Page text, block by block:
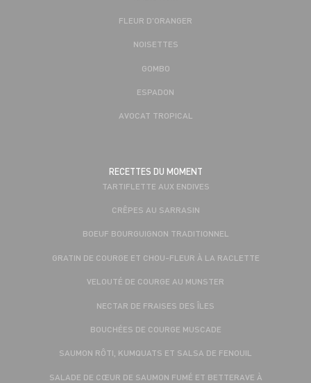
FLEUR D'ORANGER
NOISETTES
GOMBO
ESPADON
AVOCAT TROPICAL
RECETTES DU MOMENT
TARTIFLETTE AUX ENDIVES
CRÊPES AU SARRASIN
BOEUF BOURGUIGNON TRADITIONNEL
GRATIN DE COURGE ET CHOU-FLEUR À LA RACLETTE
VELOUTÉ DE COURGE AU MUNSTER
NECTAR DE FRAISES DES ÎLES
BOUCHÉES DE COURGE MUSCADE
SAUMON RÔTI, KUMQUATS ET SALSA DE FENOUIL
SALADE DE CŒUR DE SAUMON FUMÉ ET BETTERAVE À